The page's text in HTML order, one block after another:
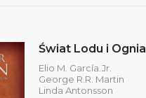
Świat Lodu i Ognia
Elio M. García.Jr.
George R.R. Martin
Linda Antonsson